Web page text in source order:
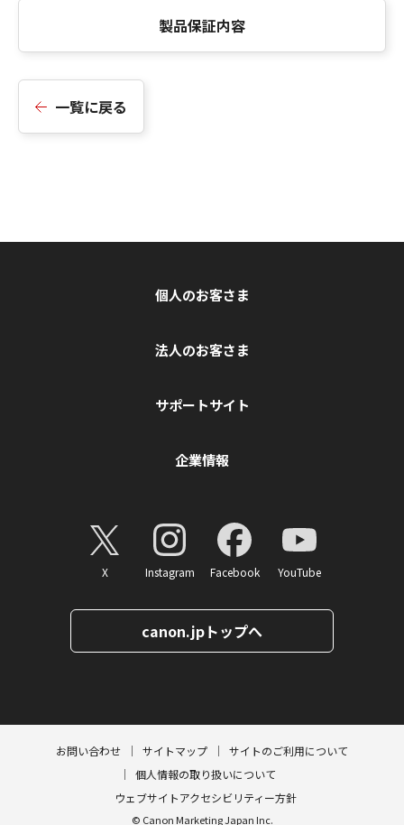
製品保証内容
一覧に戻る
個人のお客さま
法人のお客さま
サポートサイト
企業情報
X Instagram Facebook YouTube
canon.jpトップへ
お問い合わせ サイトマップ
サイトのご利用について
個人情報の取り扱いについて
ウェブサイトアクセシビリティー方針
© Canon Marketing Japan Inc.